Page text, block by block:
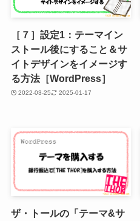
［７］設定1：テーマイン
ストール後にすること＆サ
イトデザインをイメージす
る方法［WordPress］
2022-03-25 2025-01-17
ザ・トールの「テーマ&サ